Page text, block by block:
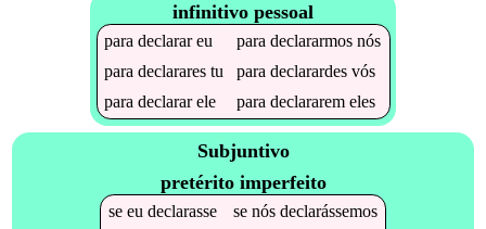
infinitivo pessoal
paradeclarareu paradeclararmos nós
paradeclarares tu paradeclarardes vós
paradeclararele paradeclararem eles
Subjuntivo
pretérito imperfeito
se eu declarasse se nós declarássemos